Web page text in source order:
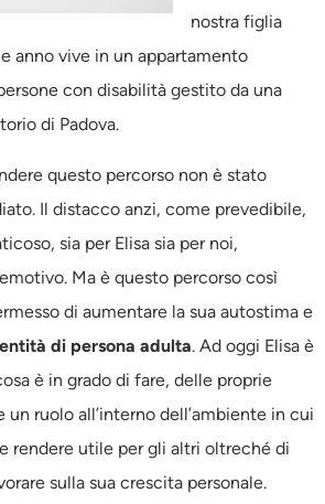
nostra figlia
anno vive in un appartamento
con disabilità gestito da una
di Padova.
questo percorso non è stato
Il distacco anzi, come prevedibile,
sia per Elisa sia per noi,
Ma è questo percorso così
di aumentare la sua autostima e
di persona adulta. Ad oggi Elisa è
è in grado di fare, delle proprie
un ruolo all’interno dell’ambiente in cui
rendere utile per gli altri oltreché di
sulla sua crescita personale.